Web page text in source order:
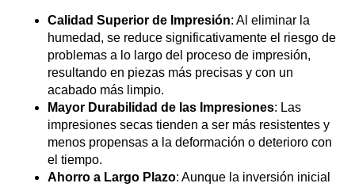
Calidad Superior de Impresión: Al eliminar la
humedad, se reduce significativamente el riesgo de
problemas a lo largo del proceso de impresión,
resultando en piezas más precisas y con un
acabado más limpio.
Mayor Durabilidad de las Impresiones: Las
impresiones secas tienden a ser más resistentes y
menos propensas a la deformación o deterioro con
el tiempo.
Ahorro a Largo Plazo: Aunque la inversión inicial